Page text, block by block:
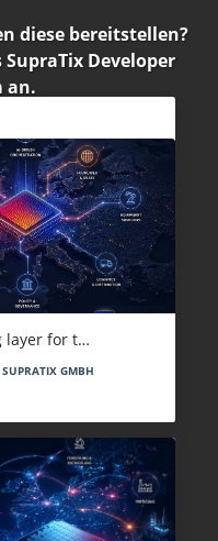
diese bereitstellen?
SupraTix Developer
an.
layer for t…
SUPRATIX GMBH